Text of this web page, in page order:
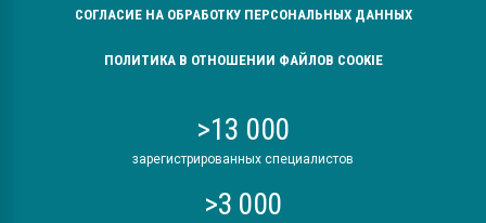
СОГЛАСИЕ НА ОБРАБОТКУ ПЕРСОНАЛЬНЫХ ДАННЫХ
ПОЛИТИКА В ОТНОШЕНИИ ФАЙЛОВ COOKIE
>13 000
зарегистрированных специалистов
>3 000